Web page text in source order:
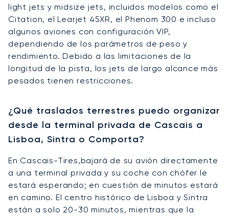
light jets y midsize jets, incluidos modelos como el
Citation, el Learjet 45XR, el Phenom 300 e incluso
algunos aviones con configuración VIP,
dependiendo de los parámetros de peso y
rendimiento. Debido a las limitaciones de la
longitud de la pista, los jets de largo alcance más
pesados tienen restricciones.
¿Qué traslados terrestres puedo organizar
desde la terminal privada de Cascais a
Lisboa, Sintra o Comporta?
En Cascais-Tires,bajará de su avión directamente
a una terminal privada y su coche con chófer le
estará esperando; en cuestión de minutos estará
en camino. El centro histórico de Lisboa y Sintra
están a solo 20-30 minutos, mientras que la